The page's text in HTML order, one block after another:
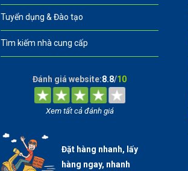
Tuyển dụng & Đào tạo
Tìm kiếm nhà cung cấp
Đánh giá website:8.8/10
Xem tất cả đánh giá
Đặt hàng nhanh, lấy
hàng ngay, nhanh